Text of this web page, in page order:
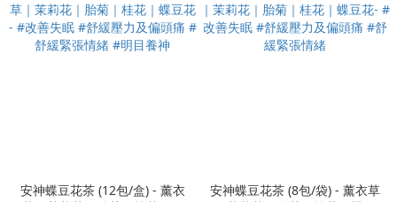
安神蝶豆花茶 (12包/盒) - 薰衣
安神蝶豆花茶 (8包/袋) - 薰衣草